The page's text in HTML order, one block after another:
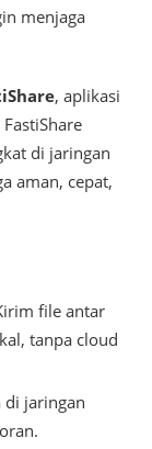
menjaga
, aplikasi
di jaringan
aman, cepat,
file antar
tanpa cloud
di jaringan